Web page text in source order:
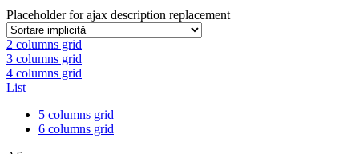
Placeholder for ajax description replacement
2 columns grid
3 columns grid
4 columns grid
List
5 columns grid
6 columns grid